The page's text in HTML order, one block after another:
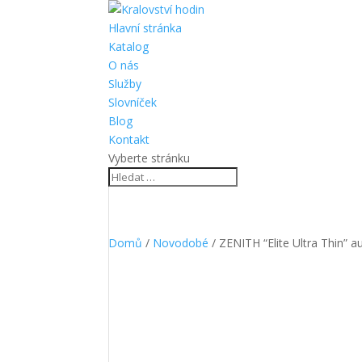
Hlavní stránka
Katalog
O nás
Služby
Slovníček
Blog
Kontakt
Vyberte stránku
Domů / Novodobé / ZENITH “Elite Ultra Thin”